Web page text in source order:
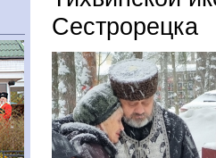
Сестрорецка